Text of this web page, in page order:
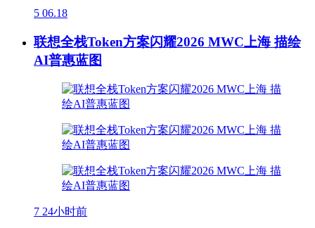
5 06.18
联想全栈Token方案闪耀2026 MWC上海 描绘
AI普惠蓝图
7 24小时前